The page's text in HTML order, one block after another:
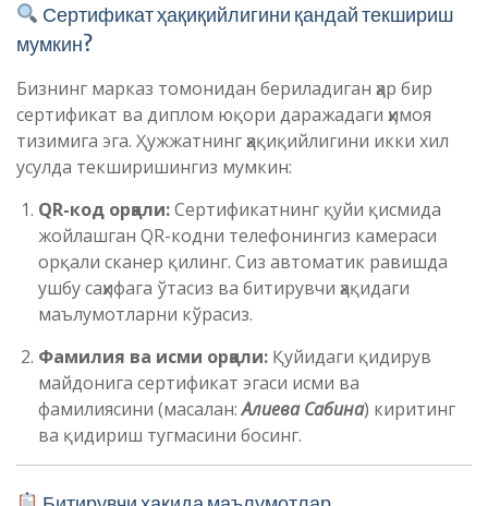
Сертификат ҳақиқийлигини қандай текшириш
мумкин?
Бизнинг марказ томонидан бериладиган ҳар бир
сертификат ва диплом юқори даражадаги ҳимоя
тизимига эга. Ҳужжатнинг ҳақиқийлигини икки хил
усулда текширишингиз мумкин:
QR-код орқали:Сертификатнинг қуйи қисмида
жойлашган QR-кодни телефонингиз камераси
орқали сканер қилинг. Сиз автоматик равишда
ушбу саҳифага ўтасиз ва битирувчи ҳақидаги
маълумотларни кўрасиз.
Фамилия ва исми орқали: Қуйидаги қидирув
майдонига сертификат эгаси исми ва
фамилиясини (масалан:Алиева Сабина) киритинг
ва қидириш тугмасини босинг.